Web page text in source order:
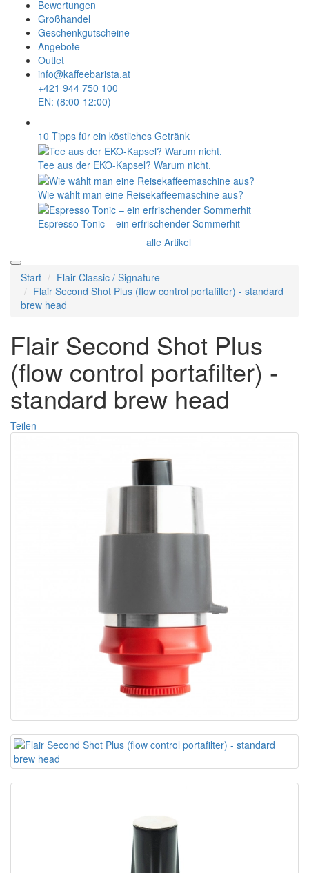
Bewertungen
Großhandel
Geschenkgutscheine
Angebote
Outlet
info@kaffeebarista.at
+421 944 750 100
EN: (8:00-12:00)
10 Tipps für ein köstliches Getränk
Tee aus der EKO-Kapsel? Warum nicht.
Wie wählt man eine Reisekaffeemaschine aus?
Espresso Tonic – ein erfrischender Sommerhit
alle Artikel
Start
Flair Classic / Signature
Flair Second Shot Plus (flow control portafilter) - standard
brew head
Flair Second Shot Plus
(flow control portafilter) -
standard brew head
Teilen